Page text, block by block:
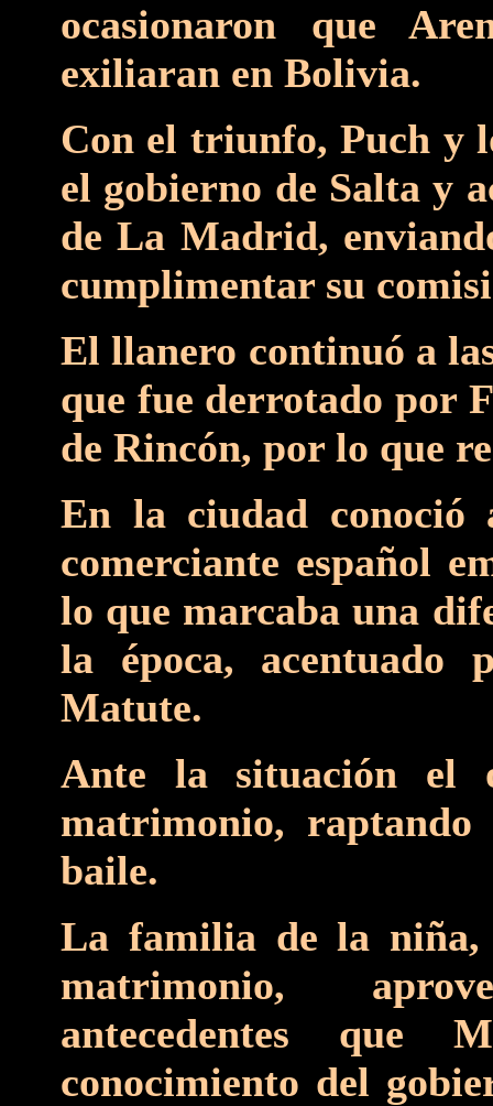
ocasionaron que
exiliaran en Bolivia.
Con el triunfo, Puch y
el gobierno de Salta y
de La Madrid,
cumplimentar su
El llanero continuó a
que fue derrotado por
de Rincón, por lo que
En la ciudad
comerciante español
lo que marcaba una
la época, acentuado
Matute.
Ante la situación el
matrimonio,
baile.
La familia de la niña,
matrimonio,
antecedentes
conocimiento del